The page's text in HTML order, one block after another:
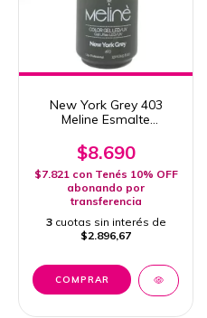
New York Grey 403
Meline Esmalte
Uv/Led
$8.690
$7.821 con Tenés 10% OFF
abonando por
transferencia
3 cuotas sin interés de
$2.896,67